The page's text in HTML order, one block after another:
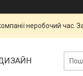
неробочий час.